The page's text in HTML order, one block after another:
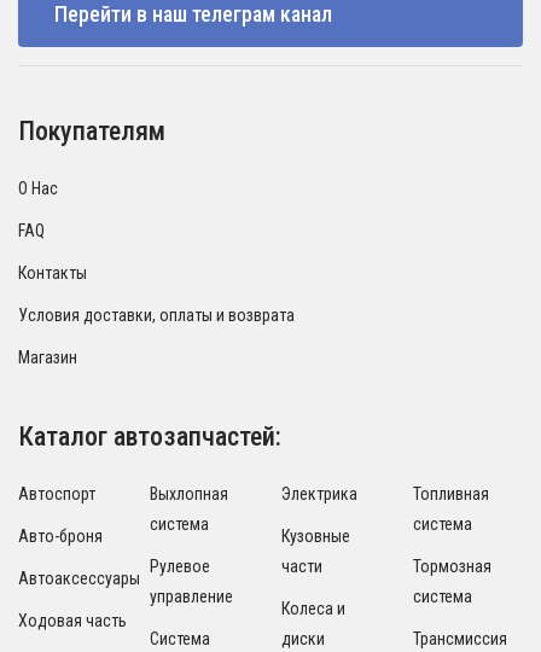
Перейти в наш телеграм канал
Покупателям
О Нас
FAQ
Контакты
Условия доставки, оплаты и возврата
Магазин
Каталог автозапчастей:
Автоспорт
Авто-броня
Автоаксессуары
Ходовая часть
Выхлопная
система
Рулевое
управление
Система
Электрика
Кузовные
части
Колеса и
диски
Топливная
система
Тормозная
система
Трансмиссия